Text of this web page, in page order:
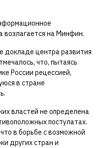
возлагается на Минфин.
докладе центра развития
что, пытаясь
России рецессией,
в стране
властей не определена
постулатах.
в борьбе с возможной
других стран и